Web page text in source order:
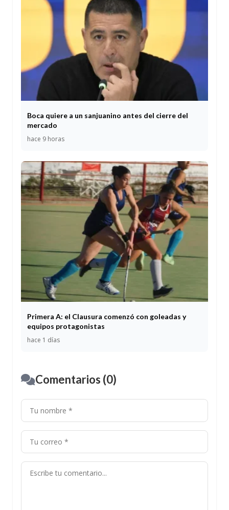
Boca quiere a un sanjuanino antes del cierre del
mercado
hace 9 horas
Primera A: el Clausura comenzó con goleadas y
equipos protagonistas
hace 1 días
Comentarios (0)